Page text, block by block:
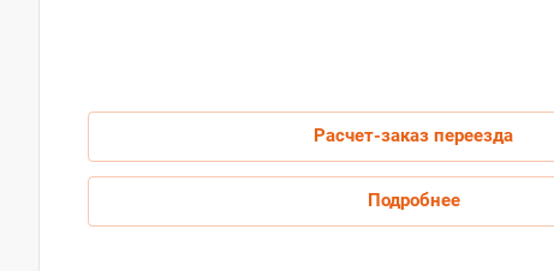
Расчет-заказ переезда
Подробнее